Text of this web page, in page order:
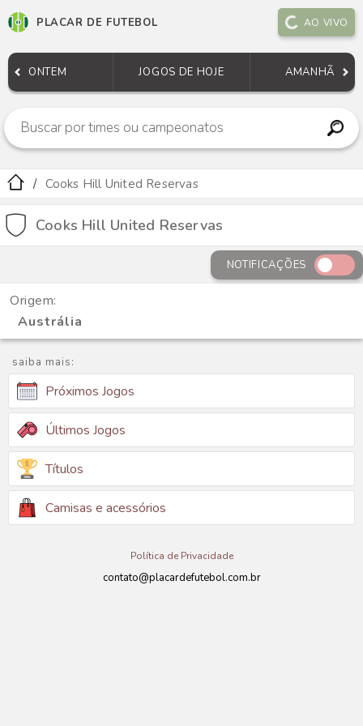
PLACAR DE FUTEBOL AO VIVO
ONTEM JOGOS DE HOJE AMANHÃ
Cooks Hill United Reservas
Cooks Hill United Reservas
NOTIFICAÇÕES
Origem:
Austrália
saiba mais:
Próximos Jogos
Últimos Jogos
Títulos
Camisas e acessórios
Política de Privacidade
contato@placardefutebol.com.br